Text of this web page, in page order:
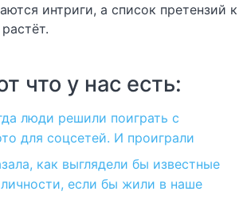
интриги, а список претензий к
что у нас есть:
люди решили поиграть с
для соцсетей. И проиграли
как выглядели бы известные
если бы жили в наше